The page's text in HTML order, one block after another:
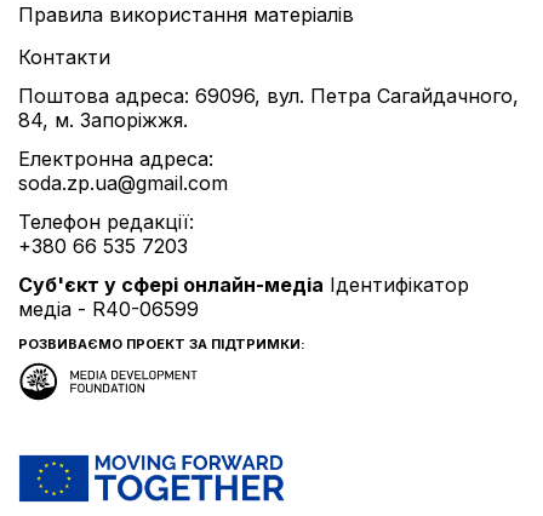
Правила використання матеріалів
Контакти
Поштова адреса: 69096, вул. Петра Сагайдачного,
84, м. Запоріжжя.
Електронна адреса:
soda.zp.ua@gmail.com
Телефон редакції:
+380 66 535 7203
Cуб'єкт у сфері онлайн-медіа Ідентифікатор
медіа - R40-06599
РОЗВИВАЄМО ПРОЕКТ ЗА ПІДТРИМКИ: